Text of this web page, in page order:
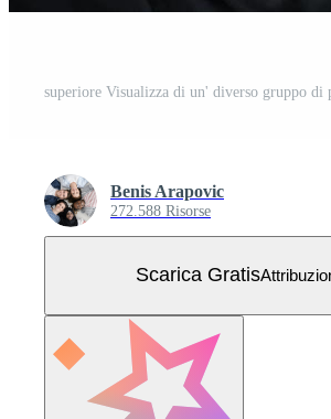
Benis Arapovic
272.588 Risorse
Scarica Gratis